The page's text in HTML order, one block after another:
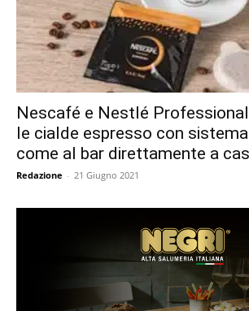
Nescafé e Nestlé
le cialde espresso con
come al bar direttamente a
Redazione - 21 Giugno 2021